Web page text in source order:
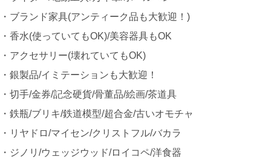
・ブランド家具(アンティーク品も大歓迎！)
・香水(使っていてもOK)/美容器具もOK
・アクセサリー(壊れていてもOK)
・銀製品/イミテーションも大歓迎！
・切手/金券/記念硬貨/骨董品/絵画/茶道具
・鉄瓶/ブリキ/鉄道模型/超合金/古いオモチャ
・リヤドロ/マイセン/クリストフル/バカラ
・ジノリ/ウェッジウッド/ロイコペ/洋食器